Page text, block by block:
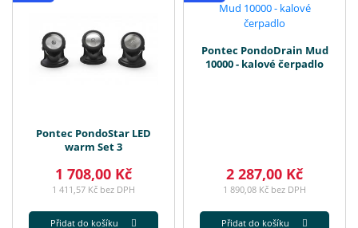
Pontec PondoStar LED
warm Set 3
1 708,00 Kč
1 411,57 Kč bez DPH
Přidat do košíku
Pontec PondoDrain Mud
10000 - kalové čerpadlo
2 287,00 Kč
1 890,08 Kč bez DPH
Přidat do košíku